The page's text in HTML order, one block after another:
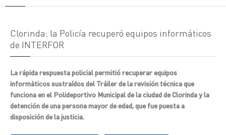
Clorinda: la Policía recuperó equipos informáticos
de INTERFOR
La rápida respuesta policial permitió recuperar equipos
informáticos sustraídos del Tráiler de la revisión técnica que
funciona en el Polideportivo Municipal de la ciudad de Clorinda y la
detención de una persona mayor de edad, que fue puesta a
disposición de la justicia.